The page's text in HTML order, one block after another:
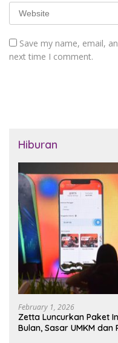
Save my name, email,
next time I comment.
Hiburan
February 1, 2026
Zetta Luncurkan Paket
Bulan, Sasar UMKM